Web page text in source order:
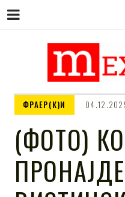
M
ФРАЕР(К)И
(ФОТО)
ПРОНАЈДЕ